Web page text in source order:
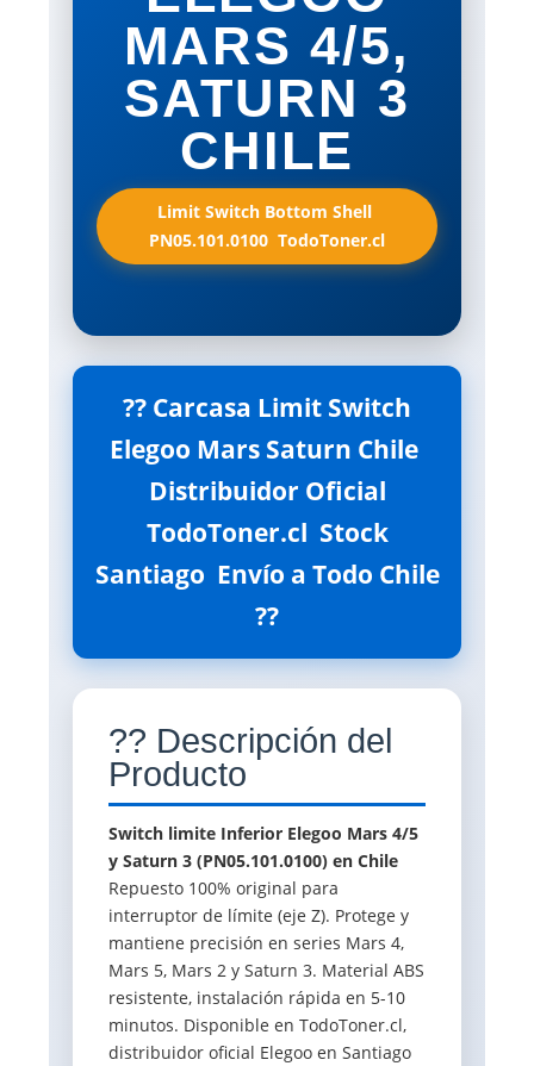
MARS 4/5,
SATURN 3
CHILE
Limit Switch Bottom Shell 
PN05.101.0100  TodoToner.cl
?? Carcasa Limit Switch
Elegoo Mars Saturn Chile 
Distribuidor Oficial
TodoToner.cl  Stock
Santiago  Envío a Todo Chile
??
?? Descripción del
Producto
Switch limite Inferior Elegoo Mars 4/5
y Saturn 3 (PN05.101.0100) en Chile
Repuesto 100% original para
interruptor de límite (eje Z). Protege y
mantiene precisión en series Mars 4,
Mars 5, Mars 2 y Saturn 3. Material ABS
resistente, instalación rápida en 5-10
minutos. Disponible en TodoToner.cl,
distribuidor oficial Elegoo en Santiago